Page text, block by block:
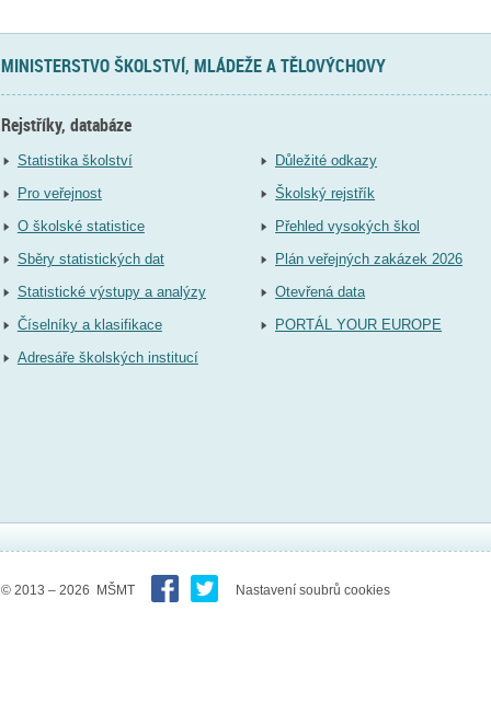
MINISTERSTVO ŠKOLSTVÍ, MLÁDEŽE A TĚLOVÝCHOVY
Rejstříky, databáze
Statistika školství
Pro veřejnost
O školské statistice
Sběry statistických dat
Statistické výstupy a analýzy
Číselníky a klasifikace
Adresáře školských institucí
Důležité odkazy
Školský rejstřík
Přehled vysokých škol
Plán veřejných zakázek 2026
Otevřená data
PORTÁL YOUR EUROPE
© 2013 – 2026 MŠMT Nastavení soubrů cookies